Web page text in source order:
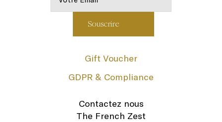
Gift Voucher
GDPR & Compliance
Contactez nous
The French Zest